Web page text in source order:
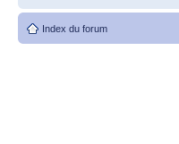
Index du forum